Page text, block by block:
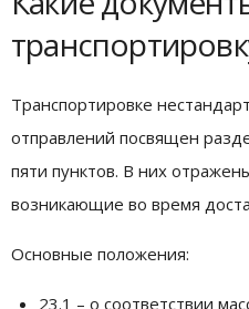
Транспортировке
отправлений посвящен
пяти пунктов. В них
возникающие во время
Основные положения:
23.1 – о соответствии